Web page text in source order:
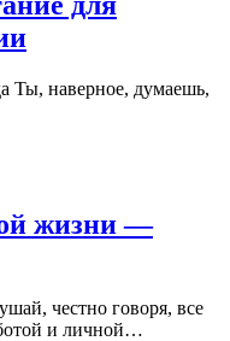
Ты, наверное, думаешь,
жизни —
честно говоря, все
и личной…